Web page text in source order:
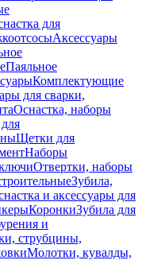
для
Аксессуары
Паяльное
Комплектующие
для сварки,
Оснастка, наборы
Щетки для
Наборы
Отвертки, наборы
Зубила,
и аксессуары для
КоронкиЗубила для
и
струбцины,
Молотки, кувалды,